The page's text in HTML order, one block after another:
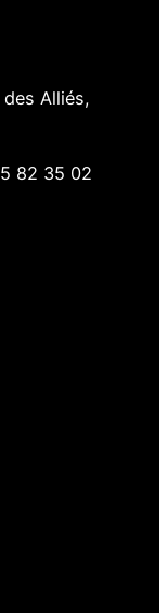
Alliés,
82 35 02